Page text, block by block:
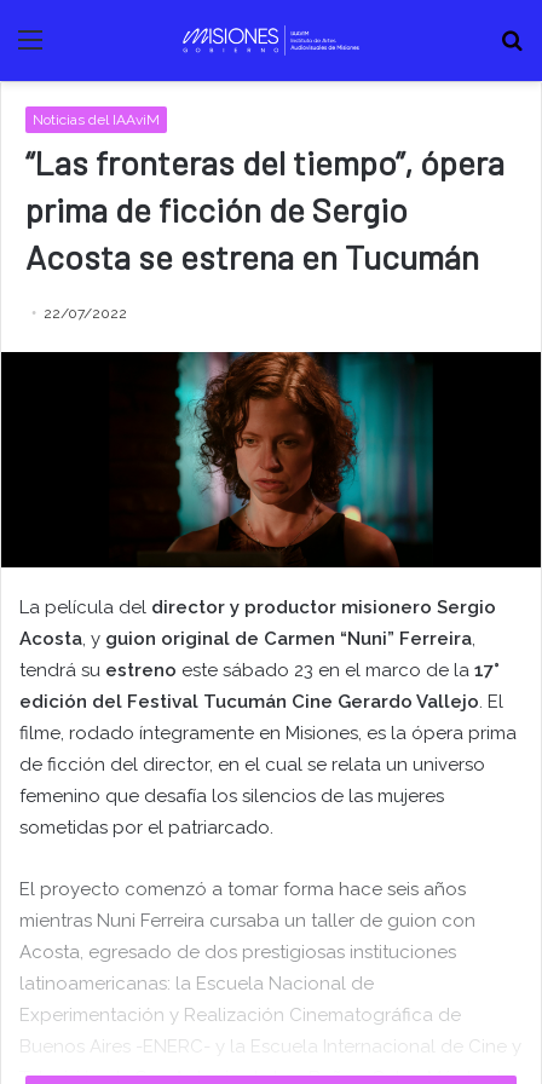
Menú
Noticias del IAAviM
“Las fronteras del tiempo”, ópera
prima de ficción de Sergio
Acosta se estrena en Tucumán
22/07/2022
La película del director y productor misionero Sergio
Acosta, y guion original de Carmen “Nuni” Ferreira,
tendrá su estreno este sábado 23 en el marco de la 17°
edición del Festival Tucumán Cine Gerardo Vallejo. El
filme, rodado íntegramente en Misiones, es la ópera prima
de ficción del director, en el cual se relata un universo
femenino que desafía los silencios de las mujeres
sometidas por el patriarcado.
El proyecto comenzó a tomar forma hace seis años
mientras Nuni Ferreira cursaba un taller de guion con
Acosta, egresado de dos prestigiosas instituciones
latinoamericanas: la Escuela Nacional de
Experimentación y Realización Cinematográfica de
Buenos Aires -ENERC- y la Escuela Internacional de Cine y
Televisión de San Antonio de Los Baños, Cuba. Más tarde,